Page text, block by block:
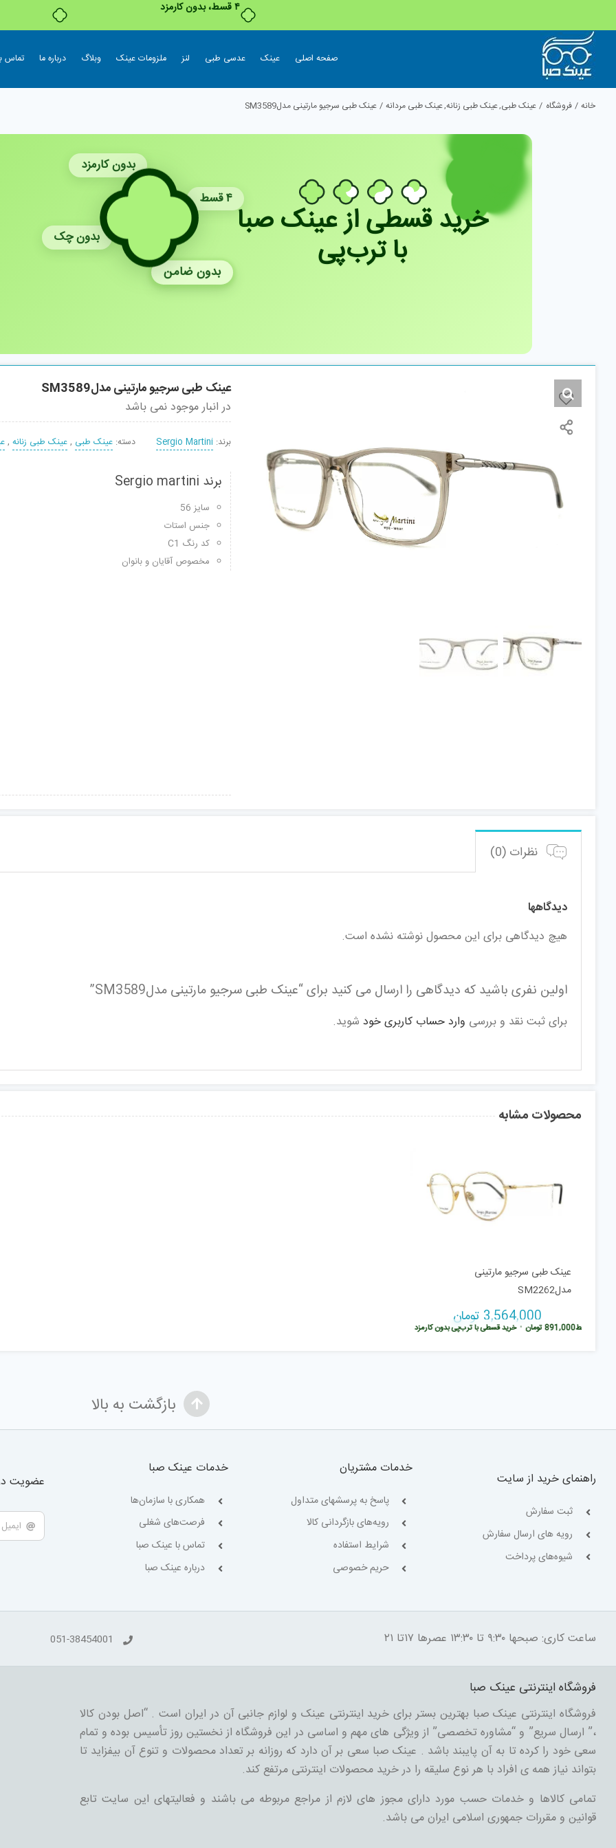
۴ قسط، بدون کارمزد
Skip
content
صفحه اصلی عینک عدسی طبی لنز ملزومات عینک وبلاگ درباره ما تماس
خانه فروشگاه عینک طبی عینک طبی زنانه عینک طبی مردانه عینک طبی سرجیو مارتینی مدلSM3589
خرید قسطی از عینک صبا
با ترب‌پی
بدون کارمزد
۴ قسط
بدون چک
بدون ضامن
عینک طبی سرجیو مارتینی مدلSM3589
در انبار موجود نمی باشد
برند: Sergio Martini دسته: عینک طبی ,عینک طبی زنانه ,
برند Sergio martini
سایز 56
جنس استات
کد رنگ C1
مخصوص آقایان و بانوان
نظرات (0)
دیدگاهها
هیچ دیدگاهی برای این محصول نوشته نشده است.
اولین نفری باشید که دیدگاهی را ارسال می کنید برای “عینک طبی سرجیو مارتینی مدلSM3589”
برای ثبت نقد و بررسی وارد حساب کاربری خود شوید.
محصولات مشابه
891,000تومان • خرید قسطی با ترب‌پی بدون کارمزد
عینک طبی سرجیو مارتینی
مدلSM2262
3,564,000 تومان
بازگشت به بالا
راهنمای خرید از سایت
ثبت سفارش
رویه های ارسال سفارش
شیوه‌های پرداخت
خدمات مشتریان
پاسخ به پرسشهای متداول
رویه‌های بازگردانی کالا
شرایط استفاده
حریم خصوصی
خدمات عینک صبا
همکاری با سازمان‌ها
فرصت‌های شغلی
تماس با عینک صبا
درباره عینک صبا
عضویت
ساعت کاری: صبحها ۹:۳۰ تا ۱۳:۳۰ عصرها ۱۷تا ۲۱ 051-38454001
فروشگاه اینترنتی عینک صبا
فروشگاه اینترنتی عینک صبا بهترین بستر برای خرید اینترنتی عینک و لوازم جانبی آن در ایران است . “اصل بودن کالا
،” ارسال سریع” و “مشاوره تخصصی” از ویژگی های مهم و اساسی در این فروشگاه از نخستین روز تأسیس بوده و تمام
سعی خود را کرده تا به آن پایبند باشد . عینک صبا سعی بر آن دارد که روزانه بر تعداد محصولات و تنوع آن بیفزاید تا
بتواند نیاز همه ی افراد با هر نوع سلیقه را در خرید محصولات اینترنتی مرتفع کند.
تمامی کالاها و خدمات حسب مورد دارای مجوز های لازم از مراجع مربوطه می باشند و فعالیتهای این سایت تابع
قوانین و مقررات جمهوری اسلامی ایران می باشد.